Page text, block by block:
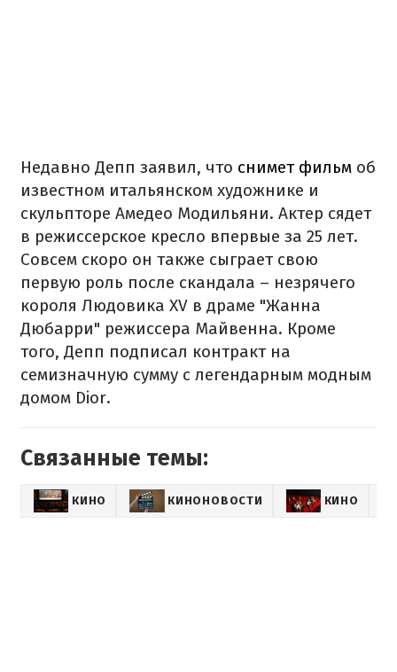
Недавно Депп заявил, что снимет фильм об
известном итальянском художнике и
скульпторе Амедео Модильяни. Актер сядет
в режиссерское кресло впервые за 25 лет.
Совсем скоро он также сыграет свою
первую роль после скандала – незрячего
короля Людовика XV в драме "Жанна
Дюбарри" режиссера Майвенна. Кроме
того, Депп подписал контракт на
семизначную сумму с легендарным модным
домом Dior.
Связанные темы:
КИНО КИНОНОВОСТИ КИНО